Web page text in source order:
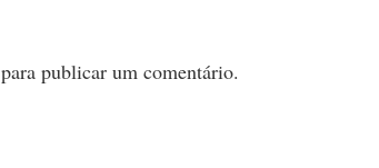
para publicar um comentário.